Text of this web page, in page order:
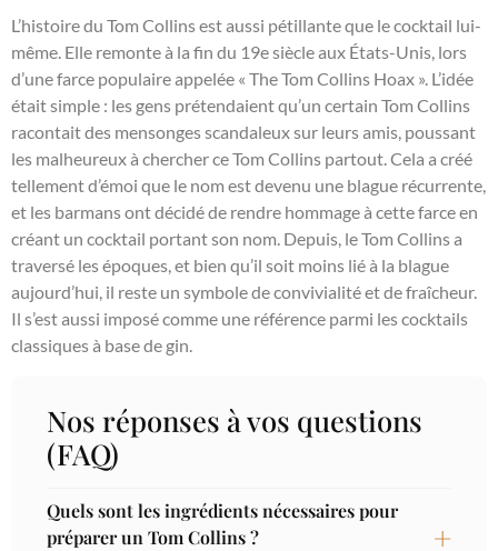
L’histoire du Tom Collins est aussi pétillante que le cocktail lui-
même. Elle remonte à la fin du 19e siècle aux États-Unis, lors
d’une farce populaire appelée « The Tom Collins Hoax ». L’idée
était simple : les gens prétendaient qu’un certain Tom Collins
racontait des mensonges scandaleux sur leurs amis, poussant
les malheureux à chercher ce Tom Collins partout. Cela a créé
tellement d’émoi que le nom est devenu une blague récurrente,
et les barmans ont décidé de rendre hommage à cette farce en
créant un cocktail portant son nom. Depuis, le Tom Collins a
traversé les époques, et bien qu’il soit moins lié à la blague
aujourd’hui, il reste un symbole de convivialité et de fraîcheur.
Il s’est aussi imposé comme une référence parmi les cocktails
classiques à base de gin.
Nos réponses à vos questions
(FAQ)
Quels sont les ingrédients nécessaires pour
préparer un Tom Collins ?